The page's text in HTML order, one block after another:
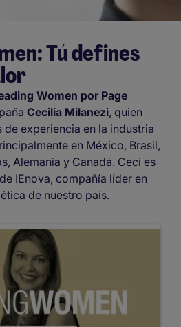
Tú defines
Women por Page
Cecilia Milanezi, quien
de experiencia en la industria
en México, Brasil,
Alemania y Canadá. Ceci es
IEnova, compañía líder en
de nuestro país.